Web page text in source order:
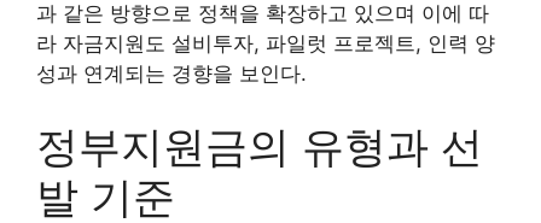
과 같은 방향으로 정책을 확장하고 있으며 이에 따
라 자금지원도 설비투자, 파일럿 프로젝트, 인력 양
성과 연계되는 경향을 보인다.
정부지원금의 유형과 선
발 기준